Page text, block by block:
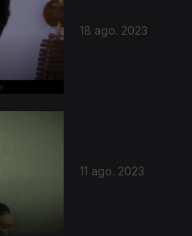
18 ago. 2023
11 ago. 2023